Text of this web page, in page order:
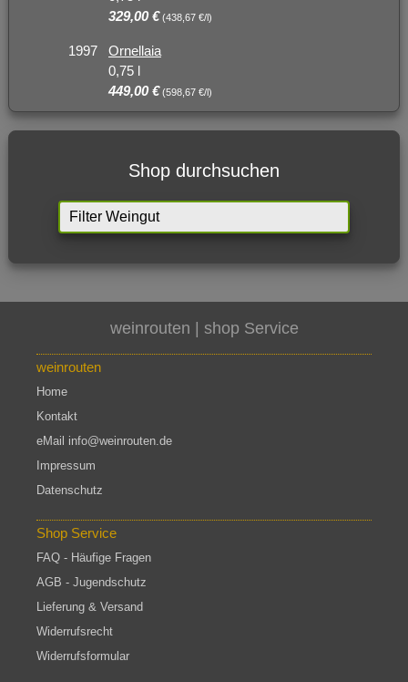
329,00 € (438,67 €/l)
1997
Ornellaia
0,75 l
449,00 € (598,67 €/l)
Shop durchsuchen
weinrouten | shop Service
weinrouten
Home
Kontakt
eMail info@weinrouten.de
Impressum
Datenschutz
Shop Service
FAQ - Häufige Fragen
AGB - Jugendschutz
Lieferung & Versand
Widerrufsrecht
Widerrufsformular